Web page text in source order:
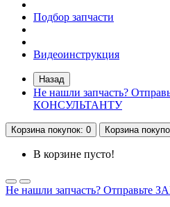
Подбор запчасти
Видеоинструкция
Назад
Не нашли запчасть?
КОНСУЛЬТАНТУ
Корзинапокупок: 0 Корзина
В корзине пусто!
Не нашли запчасть?